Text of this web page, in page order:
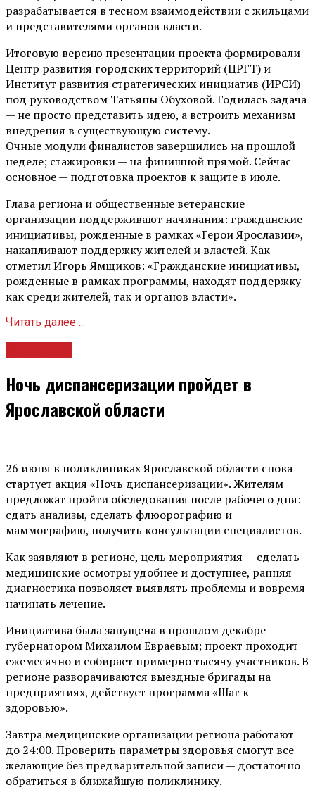
разрабатывается в тесном взаимодействии с жильцами
и представителями органов власти.
Итоговую версию презентации проекта формировали
Центр развития городских территорий (ЦРГТ) и
Институт развития стратегических инициатив (ИРСИ)
под руководством Татьяны Обуховой. Годилась задача
— не просто представить идею, а встроить механизм
внедрения в существующую систему.
Очные модули финалистов завершились на прошлой
неделе; стажировки — на финишной прямой. Сейчас
основное — подготовка проектов к защите в июле.
Глава региона и общественные ветеранские
организации поддерживают начинания: гражданские
инициативы, рожденные в рамках «Герои Ярославии»,
накапливают поддержку жителей и властей. Как
отметил Игорь Ямщиков: «Гражданские инициативы,
рожденные в рамках программы, находят поддержку
как среди жителей, так и органов власти».
Читать далее ...
Ночь диспансеризации пройдет в
Ярославской области
26 июня в поликлиниках Ярославской области снова
стартует акция «Ночь диспансеризации». Жителям
предложат пройти обследования после рабочего дня:
сдать анализы, сделать флюорографию и
маммографию, получить консультации специалистов.
Как заявляют в регионе, цель мероприятия — сделать
медицинские осмотры удобнее и доступнее, ранняя
диагностика позволяет выявлять проблемы и вовремя
начинать лечение.
Инициатива была запущена в прошлом декабре
губернатором Михаилом Евраевым; проект проходит
ежемесячно и собирает примерно тысячу участников. В
регионе разворачиваются выездные бригады на
предприятиях, действует программа «Шаг к
здоровью».
Завтра медицинские организации региона работают
до 24:00. Проверить параметры здоровья смогут все
желающие без предварительной записи — достаточно
обратиться в ближайшую поликлинику.